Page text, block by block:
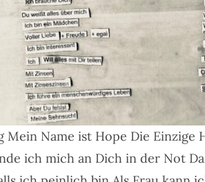
Mein Name ist Hope Die Einzige
ich mich an Dich in der Not